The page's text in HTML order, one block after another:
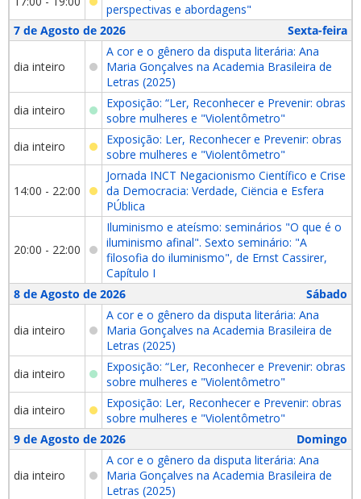
perspectivas e abordagens"
7 de Agosto de 2026
Sexta-feira
dia inteiro
A cor e o gênero da disputa literária: Ana
Maria Gonçalves na Academia Brasileira de
Letras (2025)
dia inteiro
Exposição: “Ler, Reconhecer e Prevenir: obras
sobre mulheres e "Violentômetro"
dia inteiro
Exposição: Ler, Reconhecer e Prevenir: obras
sobre mulheres e "Violentômetro"
14:00 - 22:00
Jornada INCT Negacionismo Científico e Crise
da Democracia: Verdade, Ciëncia e Esfera
PÚblica
20:00 - 22:00
Iluminismo e ateísmo: seminários "O que é o
iluminismo afinal". Sexto seminário: "A
filosofia do iluminismo", de Ernst Cassirer,
Capítulo I
8 de Agosto de 2026
Sábado
dia inteiro
A cor e o gênero da disputa literária: Ana
Maria Gonçalves na Academia Brasileira de
Letras (2025)
dia inteiro
Exposição: “Ler, Reconhecer e Prevenir: obras
sobre mulheres e "Violentômetro"
dia inteiro
Exposição: Ler, Reconhecer e Prevenir: obras
sobre mulheres e "Violentômetro"
9 de Agosto de 2026
Domingo
dia inteiro
A cor e o gênero da disputa literária: Ana
Maria Gonçalves na Academia Brasileira de
Letras (2025)